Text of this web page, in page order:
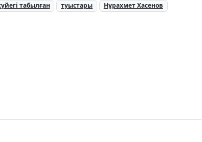
табылған туыстары Нұрахмет Хасенов